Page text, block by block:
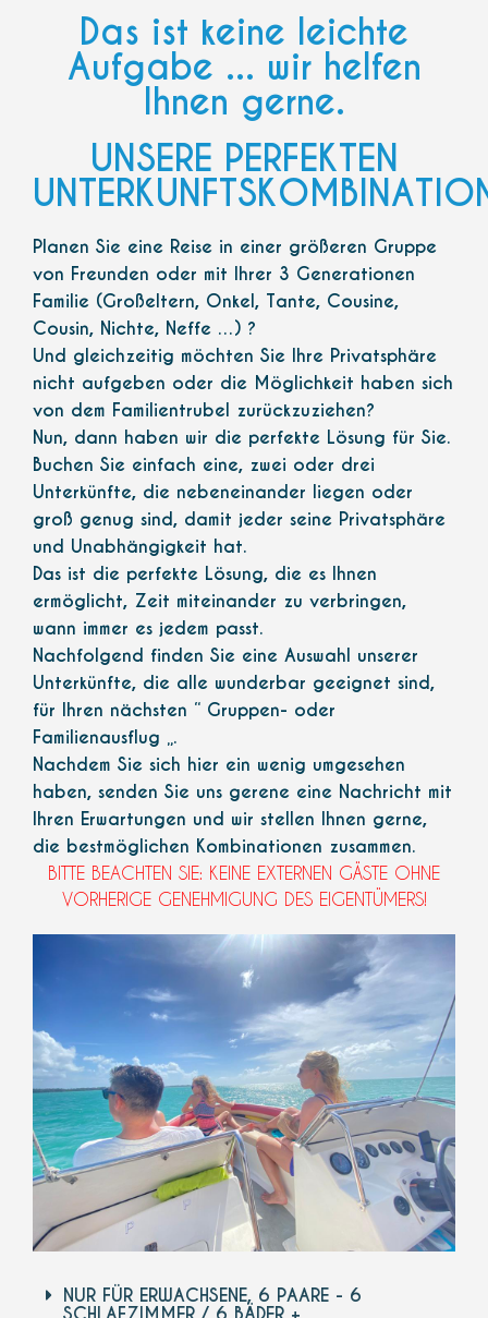
Das ist keine leichte
Aufgabe ... wir helfen
Ihnen gerne.
UNSERE PERFEKTEN
Planen Sie eine Reise in einer größeren Gruppe
von Freunden oder mit Ihrer 3 Generationen
Familie (Großeltern, Onkel, Tante, Cousine,
Cousin, Nichte, Neffe …) ?
Und gleichzeitig möchten Sie Ihre Privatsphäre
nicht aufgeben oder die Möglichkeit haben sich
von dem Familientrubel zurückzuziehen?
Nun, dann haben wir die perfekte Lösung für Sie.
Buchen Sie einfach eine, zwei oder drei
Unterkünfte, die nebeneinander liegen oder
groß genug sind, damit jeder seine Privatsphäre
und Unabhängigkeit hat.
Das ist die perfekte Lösung, die es Ihnen
ermöglicht, Zeit miteinander zu verbringen,
wann immer es jedem passt.
Nachfolgend finden Sie eine Auswahl unserer
Unterkünfte, die alle wunderbar geeignet sind,
für Ihren nächsten “ Gruppen- oder
Familienausflug „.
Nachdem Sie sich hier ein wenig umgesehen
haben, senden Sie uns gerene eine Nachricht mit
Ihren Erwartungen und wir stellen Ihnen gerne,
die bestmöglichen Kombinationen zusammen.
BITTE BEACHTEN SIE: KEINE EXTERNEN GÄSTE OHNE
VORHERIGE GENEHMIGUNG DES EIGENTÜMERS!
NUR FÜR ERWACHSENE, 6 PAARE - 6